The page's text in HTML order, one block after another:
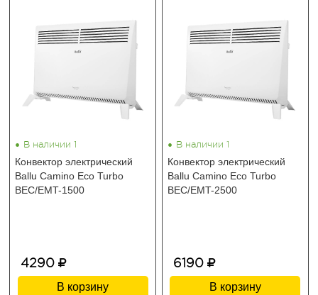
• В наличии 1
Конвектор электрический
Ballu Camino Eco Turbo
BEC/EMT-1500
4290
В корзину
• В наличии 1
Конвектор электрический
Ballu Camino Eco Turbo
BEC/EMT-2500
6190
В корзину